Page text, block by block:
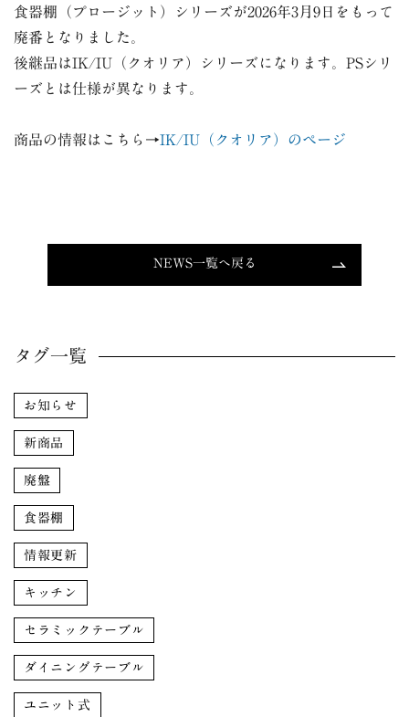
食器棚（プロージット）シリーズが2026年3月9日をもって
廃番となりました。
後継品はIK/IU（クオリア）シリーズになります。PSシリ
ーズとは仕様が異なります。
商品の情報はこちら →IK/IU（クオリア） のページ
NEWS一覧へ戻る
タグ一覧
お知らせ
新商品
廃盤
食器棚
情報更新
キッチン
セラミックテーブル
ダイニングテーブル
ユニット式